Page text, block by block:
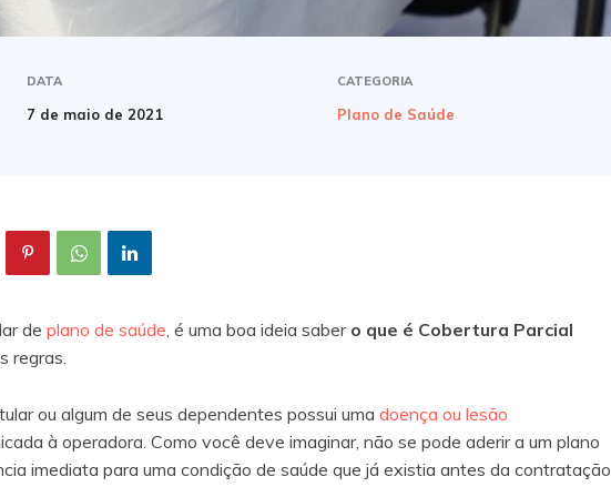
DATA
7 de maio de 2021
CATEGORIA
Plano de Saúde
de plano de saúde , é uma boa ideia saber o que é Cobertura Parcial
regras.
ou algum de seus dependentes possui uma doença ou lesão
à operadora. Como você deve imaginar, não se pode aderir a um plano
imediata para uma condição de saúde que já existia antes da contratação.